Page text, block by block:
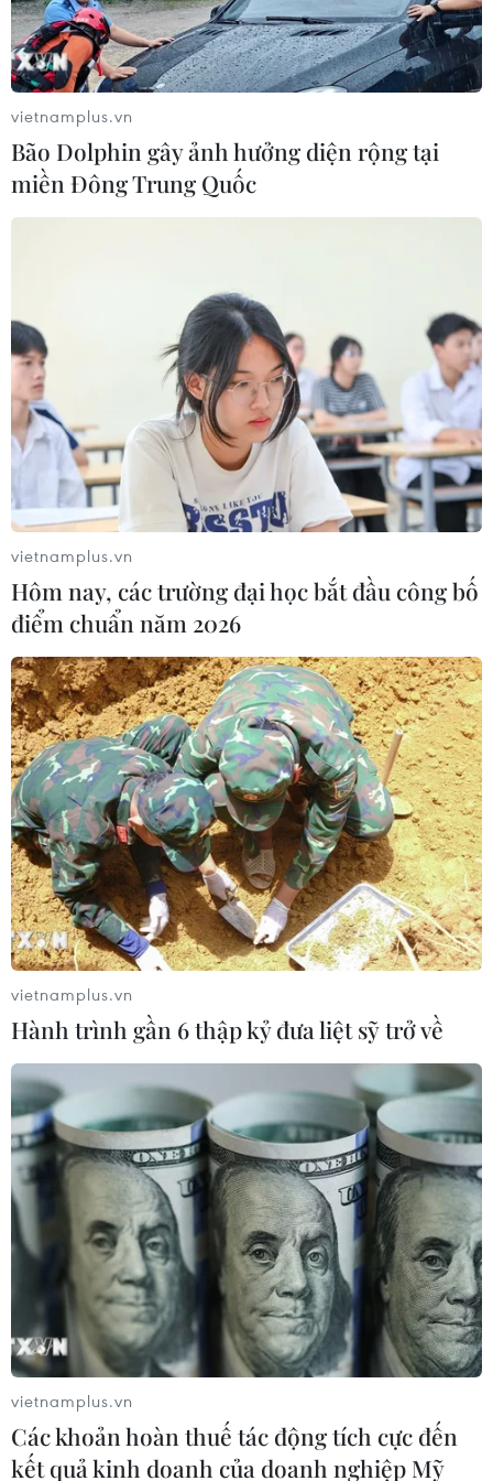
vietnamplus.vn
Bão Dolphin gây ảnh hưởng diện rộng tại
miền Đông Trung Quốc
vietnamplus.vn
Hôm nay, các trường đại học bắt đầu công bố
điểm chuẩn năm 2026
vietnamplus.vn
Hành trình gần 6 thập kỷ đưa liệt sỹ trở về
vietnamplus.vn
Các khoản hoàn thuế tác động tích cực đến
kết quả kinh doanh của doanh nghiệp Mỹ